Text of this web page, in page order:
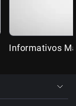
Informativos